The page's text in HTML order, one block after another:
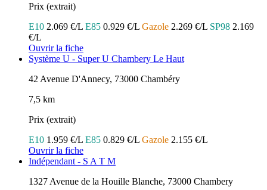
Prix (extrait)
E10 2.069 €/L E85 0.929 €/L Gazole 2.269 €/L SP98 2.169
€/L
Ouvrir la fiche
Système U - Super U Chambery Le Haut
42 Avenue D'Annecy, 73000 Chambéry
7,5 km
Prix (extrait)
E10 1.959 €/L E85 0.829 €/L Gazole 2.155 €/L
Ouvrir la fiche
Indépendant - S A T M
1327 Avenue de la Houille Blanche, 73000 Chambery